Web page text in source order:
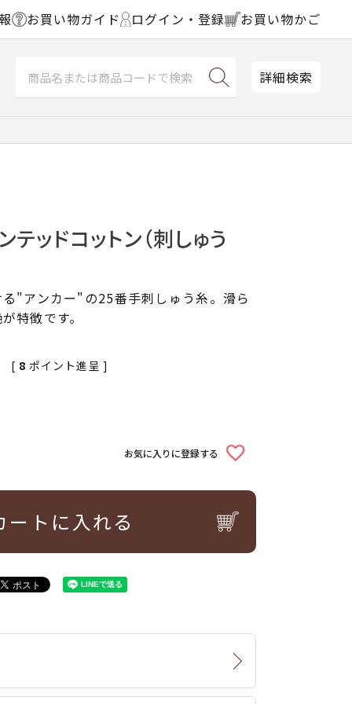
お買い物ガイド ログイン・登録 お買い物かご
詳細検索
テッドコットン（刺しゅう
"アンカー"の25番手刺しゅう糸。滑ら
特徴です。
[ 8 ポイント進呈 ]
お気に入りに登録する
ートに入れる